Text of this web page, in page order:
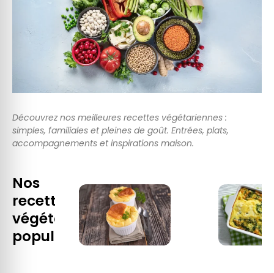
Découvrez nos meilleures recettes végétariennes :
simples, familiales et pleines de goût. Entrées, plats,
accompagnements et inspirations maison.
Nos
recettes
végétariennes
populaires